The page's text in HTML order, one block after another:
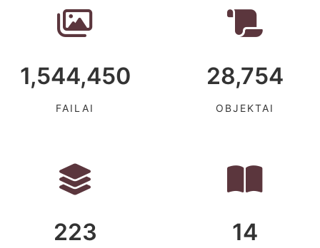
1,544,450
FAILAI
28,754
OBJEKTAI
223 14